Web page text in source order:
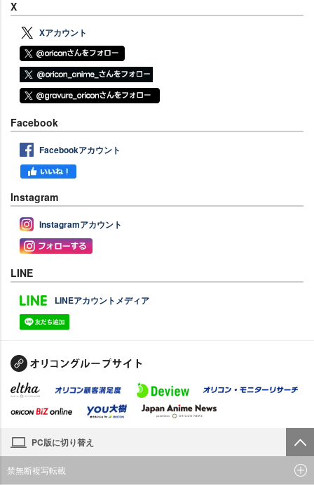
X
Xアカウント
Facebook
Facebookアカウント
Instagram
Instagramアカウント
LINE
LINEアカウントメディア
PC版に切り替え
禁無断複写転載